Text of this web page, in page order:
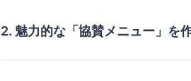
2. 魅力的な「協賛メニュー」を